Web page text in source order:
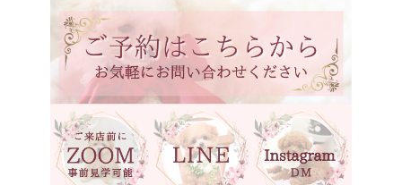
ホワイト
ブラック
ブラックタン
シルバーベージュ
ブラウン
ブラウンタン
神奈川県
石川県
福井県
岐阜県
静岡県
長野県
愛知県